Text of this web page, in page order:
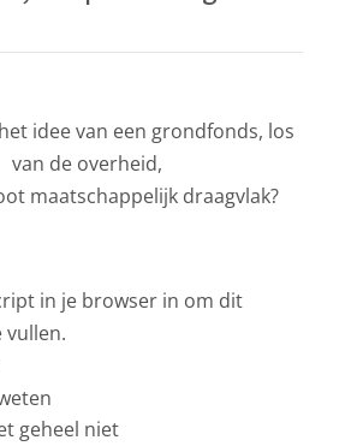
idee van een grondfonds, los
van de overheid,
maatschappelijk draagvlak?
in je browser in om dit
geheel niet